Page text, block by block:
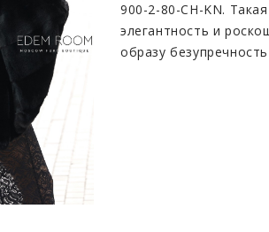
900-2-80-CH-KN.
элегантность и
образу